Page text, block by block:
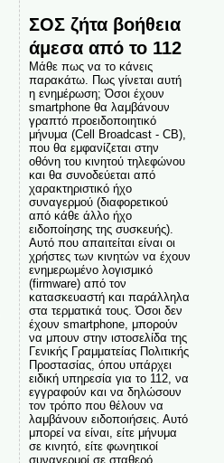
ΣΟΣ ζήτα βοήθεια
άμεσα από το 112
Μάθε πως να το κάνεις
παρακάτω. Πως γίνεται αυτή
η ενημέρωση; Όσοι έχουν
smartphone θα λαμβάνουν
γραπτό προειδοποιητικό
μήνυμα (Cell Broadcast - CB),
που θα εμφανίζεται στην
οθόνη του κινητού τηλεφώνου
και θα συνοδεύεται από
χαρακτηριστικό ήχο
συναγερμού (διαφορετικού
από κάθε άλλο ήχο
ειδοποίησης της συσκευής).
Αυτό που απαιτείται είναι οι
χρήστες των κινητών να έχουν
ενημερωμένο λογισμικό
(firmware) από τον
κατασκευαστή και παράλληλα
στα τερματικά τους. Όσοι δεν
έχουν smartphone, μπορούν
να μπουν στην ιστοσελίδα της
Γενικής Γραμματείας Πολιτικής
Προστασίας, όπου υπάρχει
ειδική υπηρεσία για το 112, να
εγγραφούν και να δηλώσουν
τον τρόπο που θέλουν να
λαμβάνουν ειδοποιήσεις. Αυτό
μπορεί να είναι, είτε μήνυμα
σε κινητό, είτε φωνητικοί
συναγερμοί σε σταθερό